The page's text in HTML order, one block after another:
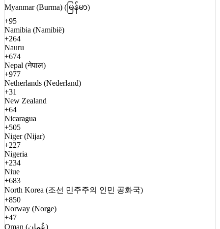
Myanmar (Burma) (မြန်မာ)
+95
Namibia (Namibië)
+264
Nauru
+674
Nepal (नेपाल)
+977
Netherlands (Nederland)
+31
New Zealand
+64
Nicaragua
+505
Niger (Nijar)
+227
Nigeria
+234
Niue
+683
North Korea (조선 민주주의 인민 공화국)
+850
Norway (Norge)
+47
Oman (عُمان)